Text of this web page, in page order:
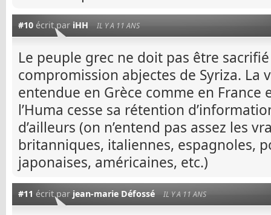
#10 écrit par iHH IL Y A 11 ANS
Le peuple grec ne doit pas être sacrifié
compromission abjectes de Syriza. La
entendue en Grèce comme en France
l’Huma cesse sa rétention
d’ailleurs (on n’entend pas assez les
britanniques, italiennes, espagnoles,
japonaises, américaines, etc.)
#11 écrit par jean-marie Défossé IL Y A 11 ANS